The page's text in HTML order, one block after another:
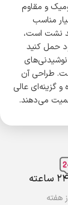
طراحی ارگونومیک و مقاوم
مناسب
نشت است،
حمل کنید
طراحی آن
گزینه‌ای عالی
می‌دهند.